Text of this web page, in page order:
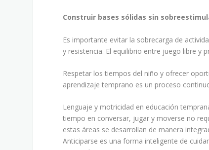
Construir bases sólidas sin
Es importante evitar la sobrecarga de
y resistencia. El equilibrio entre juego libre y
Respetar los tiempos del niño y ofrecer
aprendizaje temprano es un proceso
Lenguaje y motricidad en educación
tiempo en conversar, jugar y moverse no
estas áreas se desarrollan de manera
Anticiparse es una forma inteligente de